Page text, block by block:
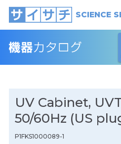
SCIENCE
UV Cabinet,
50/60Hz (US
P1FKS1000089-1